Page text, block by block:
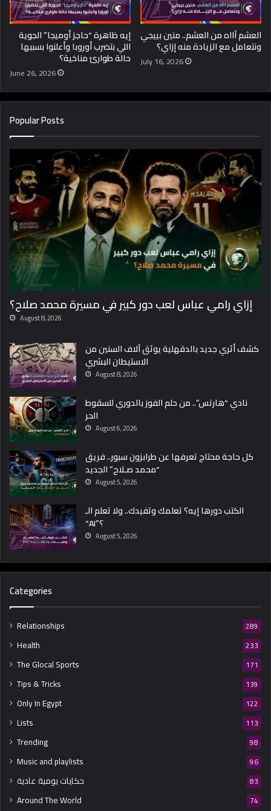
العشم آااه من العشم.. منين بييجي
ونتعامل مع الزيادة منه إزاي؟
July 16, 2026
إيه ظاهرة “حاجز أوميجا” الجوية
اللي بتضرب أوروبا وأعلنوا بسببها
حالة طوارئ مناخية؟
June 26, 2026
Popular Posts
إزاي رامي عباس لعب دور كبير في مسيرة محمد صلاح؟
August 8, 2026
كشف أثري جديد بالدقهلية يوثق آلاف السنين من
الاستيطان البشري
August 8, 2026
نادي “هارتس”.. من حلم الفوز بالدوري للسقوط
الحر
August 6, 2026
كل حاجة محتاج تعرفها عن طرابزون سبور.. فريق
“محمد صـلاح” الجديد
August 5, 2026
الكتب دورها إيه؟ تعلمك وتفيدك.. ولا تعلم الـ
“AI”؟
August 5, 2026
Categories
Relationships 289
Health 233
The Glocal Sports 171
Tips & Tricks 139
Only In Egypt 122
Lists 113
Trending 98
Music and playlists 96
حكايات يومية عادية 83
Around The World 74